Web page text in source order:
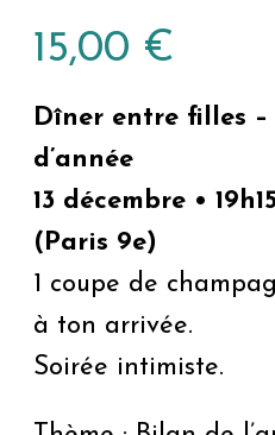
15,00 €
Dîner entre filles
d’année
13 décembre •
(Paris 9e)
1 coupe de
à ton arrivée.
Soirée intimiste.